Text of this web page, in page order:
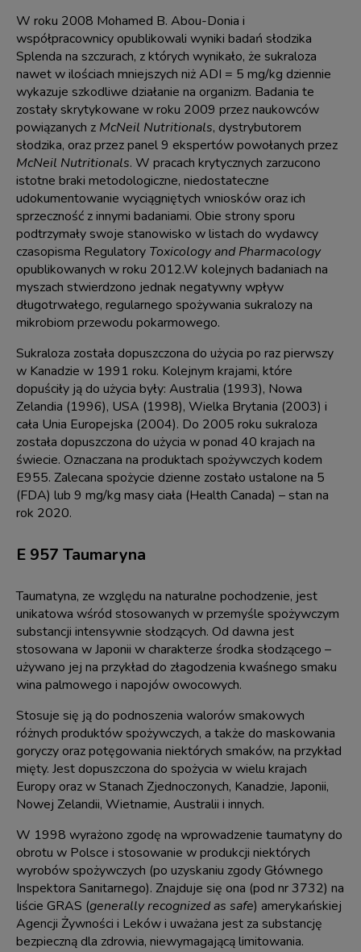
W roku 2008 Mohamed B. Abou-Donia i
współpracownicy opublikowali wyniki badań słodzika
Splenda na szczurach, z których wynikało, że sukraloza
nawet w ilościach mniejszych niż ADI = 5 mg/kg dziennie
wykazuje szkodliwe działanie na organizm. Badania te
zostały skrytykowane w roku 2009 przez naukowców
powiązanych z McNeil Nutritionals, dystrybutorem
słodzika, oraz przez panel 9 ekspertów powołanych przez
McNeil Nutritionals. W pracach krytycznych zarzucono
istotne braki metodologiczne, niedostateczne
udokumentowanie wyciągniętych wniosków oraz ich
sprzeczność z innymi badaniami. Obie strony sporu
podtrzymały swoje stanowisko w listach do wydawcy
czasopisma Regulatory Toxicology and Pharmacology
opublikowanych w roku 2012.W kolejnych badaniach na
myszach stwierdzono jednak negatywny wpływ
długotrwałego, regularnego spożywania sukralozy na
mikrobiom przewodu pokarmowego.
Sukraloza została dopuszczona do użycia po raz pierwszy
w Kanadzie w 1991 roku. Kolejnym krajami, które
dopuściły ją do użycia były: Australia (1993), Nowa
Zelandia (1996), USA (1998), Wielka Brytania (2003) i
cała Unia Europejska (2004). Do 2005 roku sukraloza
została dopuszczona do użycia w ponad 40 krajach na
świecie. Oznaczana na produktach spożywczych kodem
E955. Zalecana spożycie dzienne zostało ustalone na 5
(FDA) lub 9 mg/kg masy ciała (Health Canada) – stan na
rok 2020.
E 957 Taumaryna
Taumatyna, ze względu na naturalne pochodzenie, jest
unikatowa wśród stosowanych w przemyśle spożywczym
substancji intensywnie słodzących. Od dawna jest
stosowana w Japonii w charakterze środka słodzącego –
używano jej na przykład do złagodzenia kwaśnego smaku
wina palmowego i napojów owocowych.
Stosuje się ją do podnoszenia walorów smakowych
różnych produktów spożywczych, a także do maskowania
goryczy oraz potęgowania niektórych smaków, na przykład
mięty. Jest dopuszczona do spożycia w wielu krajach
Europy oraz w Stanach Zjednoczonych, Kanadzie, Japonii,
Nowej Zelandii, Wietnamie, Australii i innych.
W 1998 wyrażono zgodę na wprowadzenie taumatyny do
obrotu w Polsce i stosowanie w produkcji niektórych
wyrobów spożywczych (po uzyskaniu zgody Głównego
Inspektora Sanitarnego). Znajduje się ona (pod nr 3732) na
liście GRAS (generally recognized as safe) amerykańskiej
Agencji Żywności i Leków i uważana jest za substancję
bezpieczną dla zdrowia, niewymagającą limitowania.